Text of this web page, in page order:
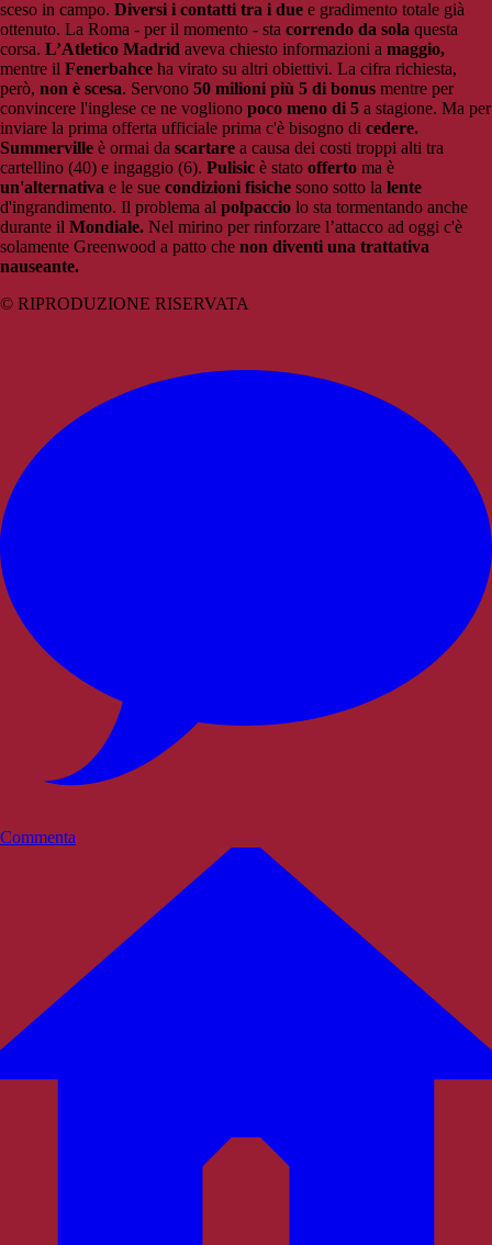
sceso in campo. Diversi i contatti tra i due e gradimento totale già
ottenuto. La Roma - per il momento - sta correndo da sola questa
corsa. L’Atletico Madrid aveva chiesto informazioni a maggio,
mentre il Fenerbahce ha virato su altri obiettivi. La cifra richiesta,
però, non è scesa. Servono 50 milioni più 5 di bonus mentre per
convincere l'inglese ce ne vogliono poco meno di 5 a stagione. Ma per
inviare la prima offerta ufficiale prima c'è bisogno di cedere.
Summerville è ormai da scartare a causa dei costi troppi alti tra
cartellino (40) e ingaggio (6). Pulisic è stato offerto ma è
un'alternativa e le sue condizioni fisiche sono sotto la lente
d'ingrandimento. Il problema al polpaccio lo sta tormentando anche
durante il Mondiale. Nel mirino per rinforzare l’attacco ad oggi c'è
solamente Greenwood a patto che non diventi una trattativa
nauseante.
© RIPRODUZIONE RISERVATA
Commenta